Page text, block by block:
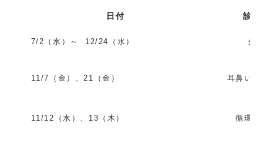
日付 診
7/2（水）～ 12/24（水） 外
11/7（金）、21（金） 耳鼻い
11/12（水）、13（木） 循環器